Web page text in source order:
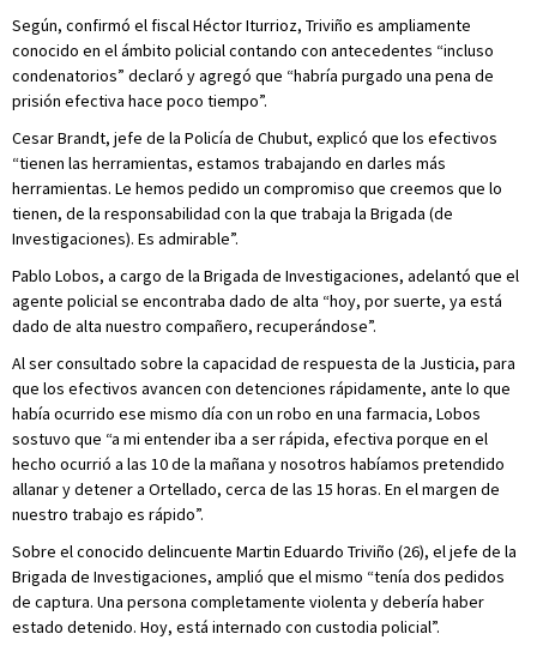
Según, confirmó el fiscal Héctor Iturrioz, Triviño es ampliamente
conocido en el ámbito policial contando con antecedentes “incluso
condenatorios” declaró y agregó que “habría purgado una pena de
prisión efectiva hace poco tiempo”.
Cesar Brandt, jefe de la Policía de Chubut, explicó que los efectivos
“tienen las herramientas, estamos trabajando en darles más
herramientas. Le hemos pedido un compromiso que creemos que lo
tienen, de la responsabilidad con la que trabaja la Brigada (de
Investigaciones). Es admirable”.
Pablo Lobos, a cargo de la Brigada de Investigaciones, adelantó que el
agente policial se encontraba dado de alta “hoy, por suerte, ya está
dado de alta nuestro compañero, recuperándose”.
Al ser consultado sobre la capacidad de respuesta de la Justicia, para
que los efectivos avancen con detenciones rápidamente, ante lo que
había ocurrido ese mismo día con un robo en una farmacia, Lobos
sostuvo que “a mi entender iba a ser rápida, efectiva porque en el
hecho ocurrió a las 10 de la mañana y nosotros habíamos pretendido
allanar y detener a Ortellado, cerca de las 15 horas. En el margen de
nuestro trabajo es rápido”.
Sobre el conocido delincuente Martin Eduardo Triviño (26), el jefe de la
Brigada de Investigaciones, amplió que el mismo “tenía dos pedidos
de captura. Una persona completamente violenta y debería haber
estado detenido. Hoy, está internado con custodia policial”.